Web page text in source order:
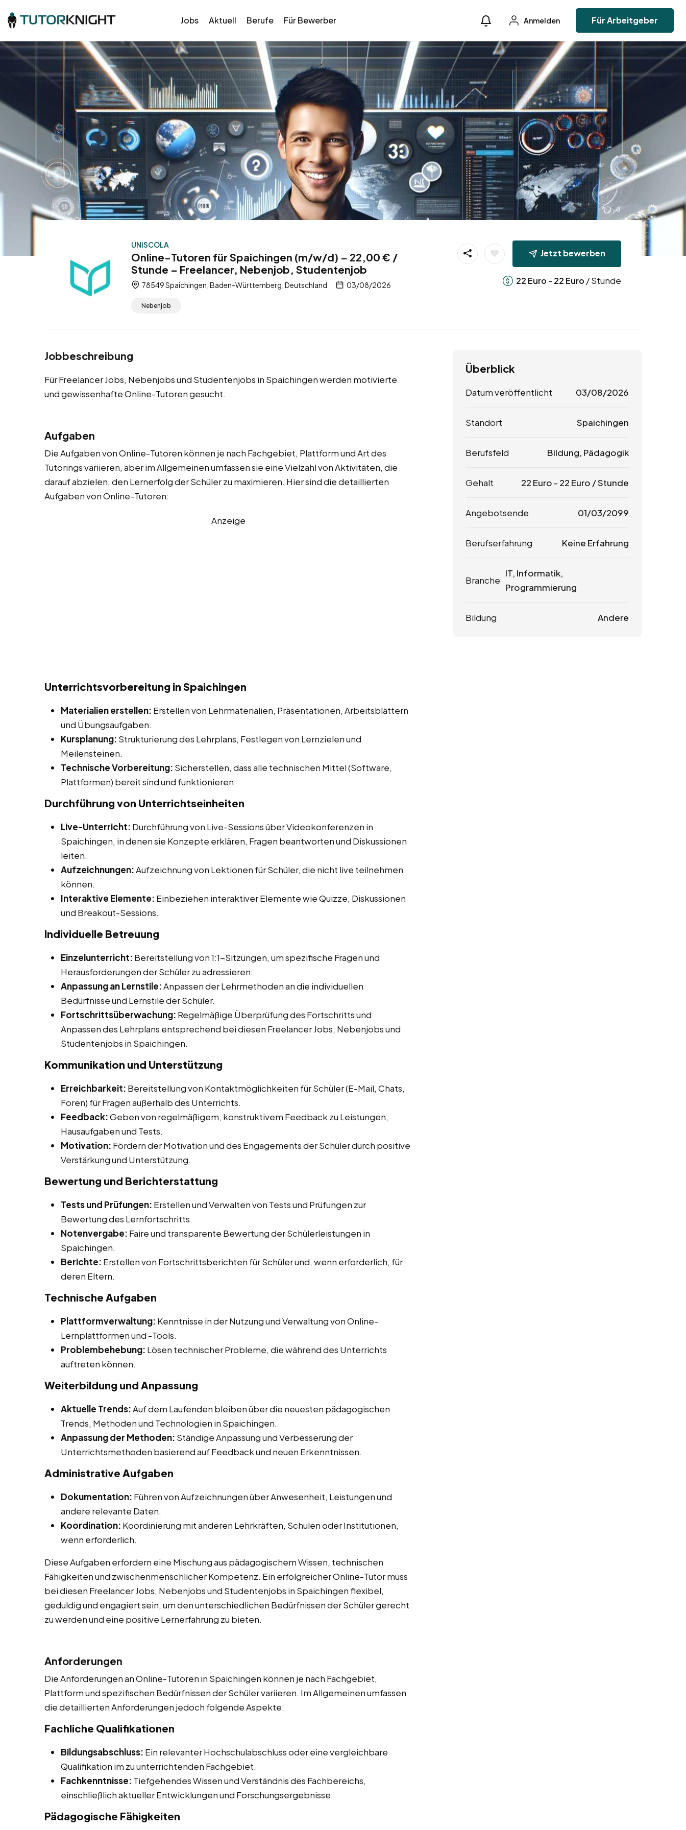
Jobs Aktuell Berufe Für Bewerber Anmelden Für Arbeitgeber
UNISCOLA
Online-Tutoren für Spaichingen (m/w/d) – 22,00 € /
Stunde – Freelancer, Nebenjob, Studentenjob
78549 Spaichingen, Baden-Württemberg, Deutschland 03/08/2026
Nebenjob
Jetzt bewerben
22 Euro - 22 Euro / Stunde
Jobbeschreibung
Für Freelancer Jobs, Nebenjobs und Studentenjobs in Spaichingen werden motivierte
und gewissenhafte Online-Tutoren gesucht.
Aufgaben
Die Aufgaben von Online-Tutoren können je nach Fachgebiet, Plattform und Art des
Tutorings variieren, aber im Allgemeinen umfassen sie eine Vielzahl von Aktivitäten, die
darauf abzielen, den Lernerfolg der Schüler zu maximieren. Hier sind die detaillierten
Aufgaben von Online-Tutoren:
Anzeige
Unterrichtsvorbereitung in Spaichingen
Materialien erstellen: Erstellen von Lehrmaterialien, Präsentationen, Arbeitsblättern
und Übungsaufgaben.
Kursplanung: Strukturierung des Lehrplans, Festlegen von Lernzielen und
Meilensteinen.
Technische Vorbereitung: Sicherstellen, dass alle technischen Mittel (Software,
Plattformen) bereit sind und funktionieren.
Durchführung von Unterrichtseinheiten
Live-Unterricht: Durchführung von Live-Sessions über Videokonferenzen in
Spaichingen, in denen sie Konzepte erklären, Fragen beantworten und Diskussionen
leiten.
Aufzeichnungen:Aufzeichnung von Lektionen für Schüler, die nicht live teilnehmen
können.
Interaktive Elemente: Einbeziehen interaktiver Elemente wie Quizze, Diskussionen
und Breakout-Sessions.
Individuelle Betreuung
Einzelunterricht: Bereitstellung von 1:1-Sitzungen, um spezifische Fragen und
Herausforderungen der Schüler zu adressieren.
Anpassung an Lernstile:Anpassen der Lehrmethoden an die individuellen
Bedürfnisse und Lernstile der Schüler.
Fortschrittsüberwachung: Regelmäßige Überprüfung des Fortschritts und
Anpassen des Lehrplans entsprechend bei diesen Freelancer Jobs, Nebenjobs und
Studentenjobs in Spaichingen.
Kommunikation und Unterstützung
Erreichbarkeit: Bereitstellung von Kontaktmöglichkeiten für Schüler (E-Mail, Chats,
Foren) für Fragen außerhalb des Unterrichts.
Feedback:Geben von regelmäßigem, konstruktivem Feedback zu Leistungen,
Hausaufgaben und Tests.
Motivation: Fördern der Motivation und des Engagements der Schüler durch positive
Verstärkung und Unterstützung.
Bewertung und Berichterstattung
Tests und Prüfungen: Erstellen und Verwalten von Tests und Prüfungen zur
Bewertung des Lernfortschritts.
Notenvergabe: Faire und transparente Bewertung der Schülerleistungen in
Spaichingen.
Berichte: Erstellen von Fortschrittsberichten für Schüler und, wenn erforderlich, für
deren Eltern.
Technische Aufgaben
Plattformverwaltung: Kenntnisse in der Nutzung und Verwaltung von Online-
Lernplattformen und -Tools.
Problembehebung: Lösen technischer Probleme, die während des Unterrichts
auftreten können.
Weiterbildung und Anpassung
Aktuelle Trends:Auf dem Laufenden bleiben über die neuesten pädagogischen
Trends, Methoden und Technologien in Spaichingen.
Anpassung der Methoden: Ständige Anpassung und Verbesserung der
Unterrichtsmethoden basierend auf Feedback und neuen Erkenntnissen.
Administrative Aufgaben
Dokumentation: Führen von Aufzeichnungen über Anwesenheit, Leistungen und
andere relevante Daten.
Koordination: Koordinierung mit anderen Lehrkräften, Schulen oder Institutionen,
wenn erforderlich.
Diese Aufgaben erfordern eine Mischung aus pädagogischem Wissen, technischen
Fähigkeiten und zwischenmenschlicher Kompetenz. Ein erfolgreicher Online-Tutor muss
bei diesen Freelancer Jobs, Nebenjobs und Studentenjobs in Spaichingen flexibel,
geduldig und engagiert sein, um den unterschiedlichen Bedürfnissen der Schüler gerecht
zu werden und eine positive Lernerfahrung zu bieten.
Anforderungen
Die Anforderungen an Online-Tutoren in Spaichingen können je nach Fachgebiet,
Plattform und spezifischen Bedürfnissen der Schüler variieren. Im Allgemeinen umfassen
die detaillierten Anforderungen jedoch folgende Aspekte:
Fachliche Qualifikationen
Bildungsabschluss: Ein relevanter Hochschulabschluss oder eine vergleichbare
Qualifikation im zu unterrichtenden Fachgebiet.
Fachkenntnisse: Tiefgehendes Wissen und Verständnis des Fachbereichs,
einschließlich aktueller Entwicklungen und Forschungsergebnisse.
Pädagogische Fähigkeiten
Überblick
Datum veröffentlicht 03/08/2026
Standort Spaichingen
Berufsfeld Bildung, Pädagogik
Gehalt 22 Euro - 22 Euro / Stunde
Angebotsende 01/03/2099
Berufserfahrung Keine Erfahrung
Branche
IT, Informatik,
Programmierung
Bildung Andere